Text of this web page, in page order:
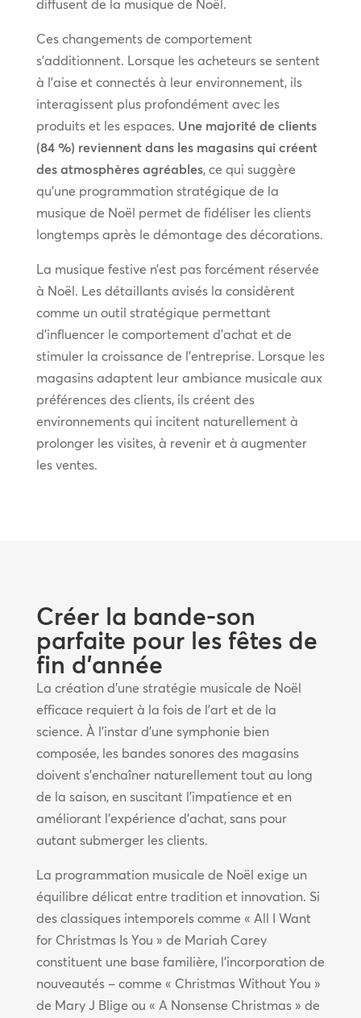
diffusent de la musique de Noël.
Ces changements de comportement
s’additionnent. Lorsque les acheteurs se sentent
à l’aise et connectés à leur environnement, ils
interagissent plus profondément avec les
produits et les espaces. Une majorité de clients
(84 %) reviennent dans les magasins qui créent
des atmosphères agréables, ce qui suggère
qu’une programmation stratégique de la
musique de Noël permet de fidéliser les clients
longtemps après le démontage des décorations.
La musique festive n’est pas forcément réservée
à Noël. Les détaillants avisés la considèrent
comme un outil stratégique permettant
d’influencer le comportement d’achat et de
stimuler la croissance de l’entreprise. Lorsque les
magasins adaptent leur ambiance musicale aux
préférences des clients, ils créent des
environnements qui incitent naturellement à
prolonger les visites, à revenir et à augmenter
les ventes.
Créer la bande-son
parfaite pour les fêtes de
fin d’année
La création d’une stratégie musicale de Noël
efficace requiert à la fois de l’art et de la
science. À l’instar d’une symphonie bien
composée, les bandes sonores des magasins
doivent s’enchaîner naturellement tout au long
de la saison, en suscitant l’impatience et en
améliorant l’expérience d’achat, sans pour
autant submerger les clients.
La programmation musicale de Noël exige un
équilibre délicat entre tradition et innovation. Si
des classiques intemporels comme « All I Want
for Christmas Is You » de Mariah Carey
constituent une base familière, l’incorporation de
nouveautés – comme « Christmas Without You »
de Mary J Blige ou « A Nonsense Christmas » de